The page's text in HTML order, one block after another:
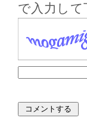
で入力して